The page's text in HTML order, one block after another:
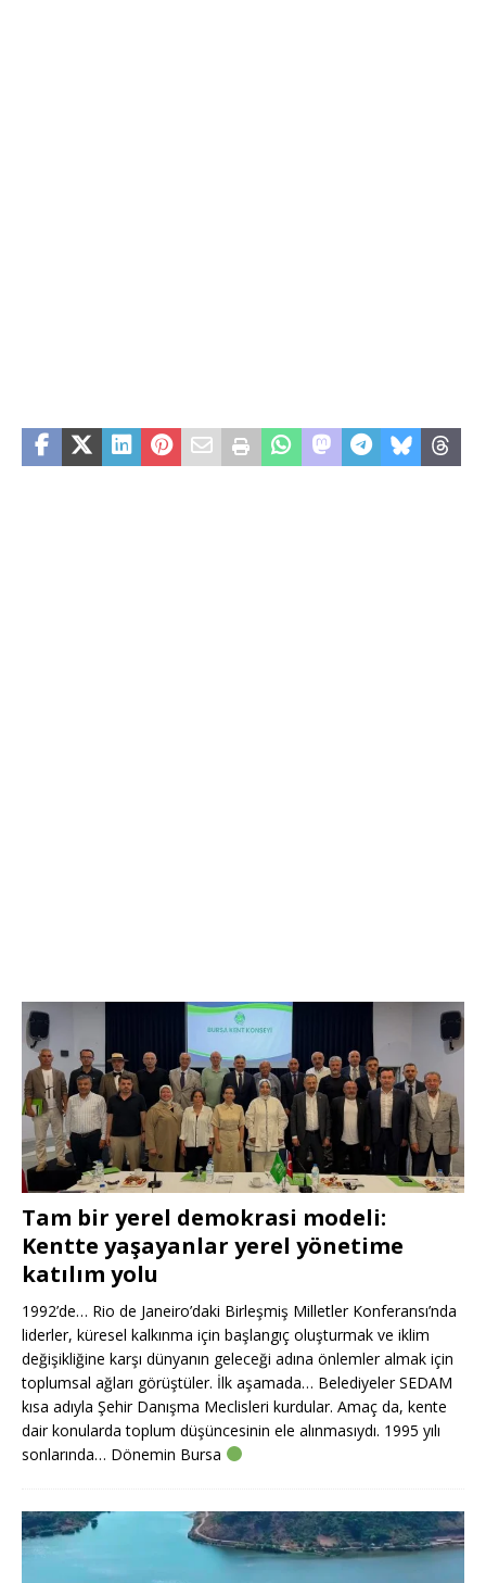
Tam bir yerel demokrasi modeli:
Kentte yaşayanlar yerel yönetime
katılım yolu
1992’de… Rio de Janeiro’daki Birleşmiş Milletler Konferansı’nda
liderler, küresel kalkınma için başlangıç oluşturmak ve iklim
değişikliğine karşı dünyanın geleceği adına önlemler almak için
toplumsal ağları görüştüler. İlk aşamada… Belediyeler SEDAM
kısa adıyla Şehir Danışma Meclisleri kurdular. Amaç da, kente
dair konularda toplum düşüncesinin ele alınmasıydı. 1995 yılı
sonlarında… Dönemin Bursa